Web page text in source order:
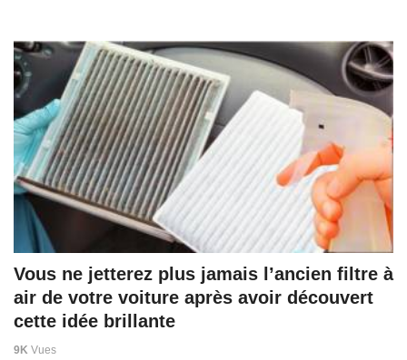
Vous ne jetterez plus jamais l’ancien filtre à
air de votre voiture après avoir découvert
cette idée brillante
9K Vues